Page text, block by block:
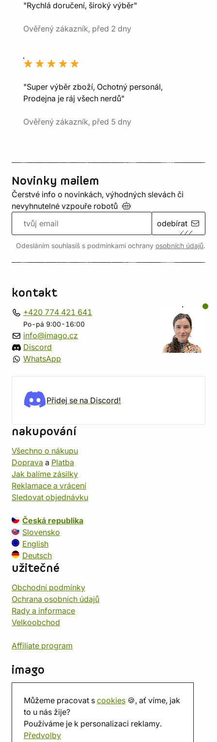
Můžeme pracovat s cookies 🍪, ať víme, jak
to u nás žije?
Používáme je k personalizaci reklamy.
Předvolby
"Rychlá doručení, široký výběr"
Ověřený zákazník, před 2 dny
"Super výběr zboží, Ochotný personál,
Prodejna je ráj všech nerdů"
Ověřený zákazník, před 5 dny
Novinky mailem
Čerstvé info o novinkách, výhodných slevách či
nevyhnutelné vzpouře robotů
odebírat
Odesláním souhlasíš s podmínkami ochrany osobních údajů.
kontakt
+420 774 421 641
Po-pá 9:00-16:00
info@imago.cz
Discord
WhatsApp
Přidej se na Discord!
nakupování
Všechno o nákupu
Doprava a Platba
Jak balíme zásilky
Reklamace a vrácení
Sledovat objednávku
Česká republika
Slovensko
English
Deutsch
užitečné
Obchodní podmínky
Ochrana osobních údajů
Rady a informace
Velkoobchod
Affiliate program
imago
Prodejna
Herna
O nás
Hodnocení obchodu